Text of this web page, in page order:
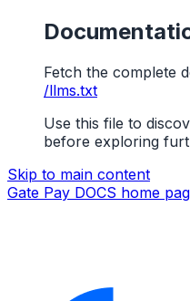
Fetch the complete
/llms.txt
Use this file to
before exploring
Skip to main content
Gate Pay DOCS home